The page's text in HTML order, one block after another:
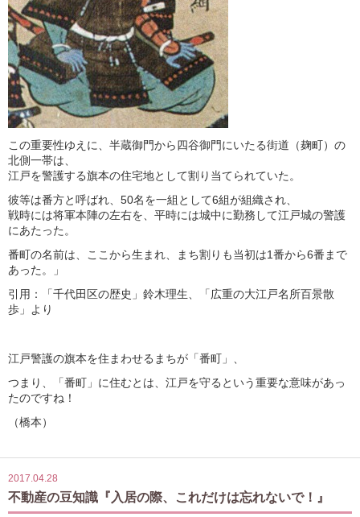
この重要性ゆえに、半蔵御門から四谷御門にいたる街道（麹町）の
北側一帯は、
江戸を警護する旗本の住宅地として割り当てられていた。
彼等は番方と呼ばれ、50名を一組として6組が組織され、
戦時には将軍本陣の左右を、平時には城中に勤務して江戸城の警護
にあたった。
番町の名前は、ここから生まれ、まち割りも当初は1番から6番まで
あった。」
引用：「千代田区の歴史」鈴木理生、「広重の大江戸名所百景散
歩」より
江戸警護の旗本を住まわせるまちが「番町」、
つまり、「番町」に住むとは、江戸を守るという重要な意味があっ
たのですね！
（橋本）
2017.04.28
不動産の豆知識『入居の際、これだけは忘れないで！』